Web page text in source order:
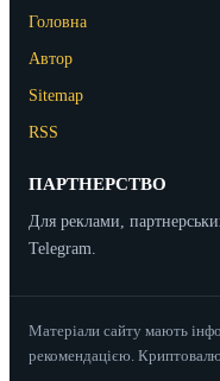
Головна
Автор
Sitemap
RSS
ПАРТНЕРСТВО
Для реклами,
Telegram.
Матеріали сайту мають
рекомендацією.